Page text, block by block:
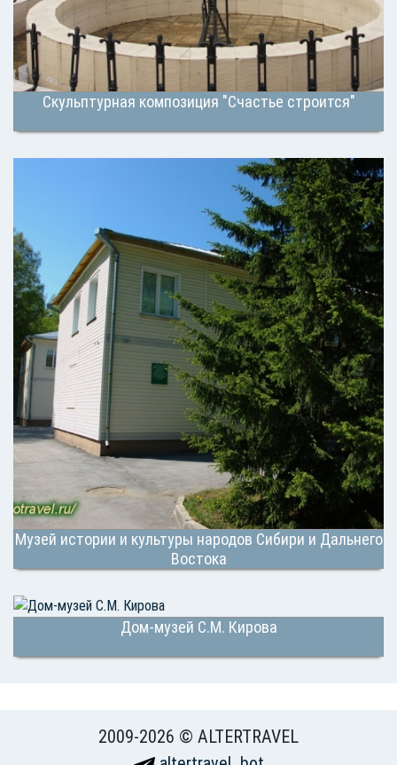
Скульптурная композиция "Счастье строится"
Музей истории и культуры народов Сибири и Дальнего
Востока
Дом-музей С.М. Кирова
2009-2026 © ALTERTRAVEL